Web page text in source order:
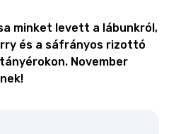
minket levett a lábunkról,
és a sáfrányos rizottó
November